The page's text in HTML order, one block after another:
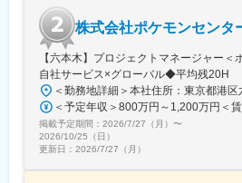
株式会社ポケモンセンタ
【六本木】プロジェクトマネージャー＜
自社サービス×グローバル◆平均残20H
掲載予定期間： 2026/7/27（月） 〜
2026/10/25（日）
更新日： 2026/7/27（月）